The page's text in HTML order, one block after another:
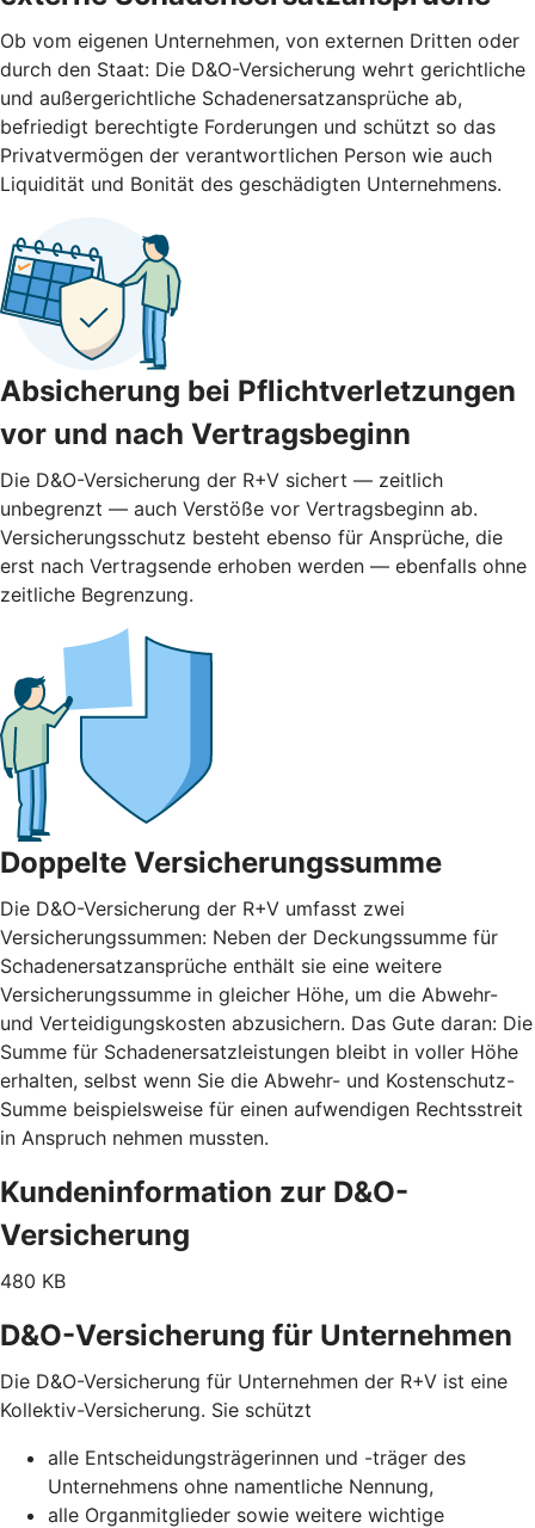
Ob vom eigenen Unternehmen, von externen Dritten oder
durch den Staat: Die D&O-Versicherung wehrt gerichtliche
und außergerichtliche Schadenersatzansprüche ab,
befriedigt berechtigte Forderungen und schützt so das
Privatvermögen der verantwortlichen Person wie auch
Liquidität und Bonität des geschädigten Unternehmens.
Absicherung bei Pflichtverletzungen
vor und nach ­Vertragsbeginn
Die D&O-Versicherung der R+V sichert — zeitlich
unbegrenzt — auch Verstöße vor Vertragsbeginn ab.
Versicherungsschutz besteht ebenso für Ansprüche, die
erst nach Vertragsende erhoben werden — ebenfalls ohne
zeitliche Begrenzung.
Doppelte Versicherungssumme
Die D&O-Versicherung der R+V umfasst zwei
Versicherungssummen: Neben der Deckungssumme für
Schadenersatzansprüche enthält sie eine weitere
Versicherungssumme in gleicher Höhe, um die Abwehr-
und Verteidigungskosten abzusichern. Das Gute daran: Die
Summe für Schadenersatzleistungen bleibt in voller Höhe
erhalten, selbst wenn Sie die Abwehr- und Kostenschutz-
Summe beispielsweise für einen aufwendigen Rechtsstreit
in Anspruch nehmen mussten.
Kundeninformation zur D&O-
Versicherung
480 KB
D&O-Versicherung für Unternehmen
Die D&O-Versicherung für Unternehmen der R+V ist eine
Kollektiv-Versicherung. Sie schützt
alle Entscheidungsträgerinnen und -träger des
Unternehmens ohne namentliche Nennung,
alle Organmitglieder sowie weitere wichtige